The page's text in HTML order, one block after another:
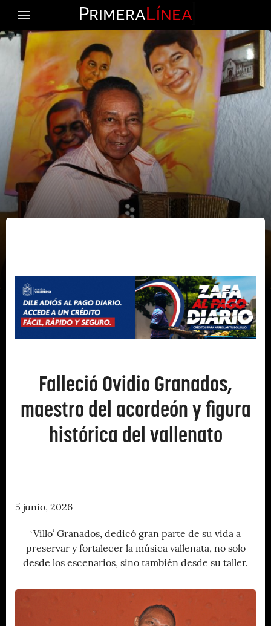
PrimeraLínea
Falleció Ovidio Granados,
maestro del acordeón y figura
histórica del vallenato
5 junio, 2026
‘Villo’ Granados, dedicó gran parte de su vida a
preservar y fortalecer la música vallenata, no solo
desde los escenarios, sino también desde su taller.